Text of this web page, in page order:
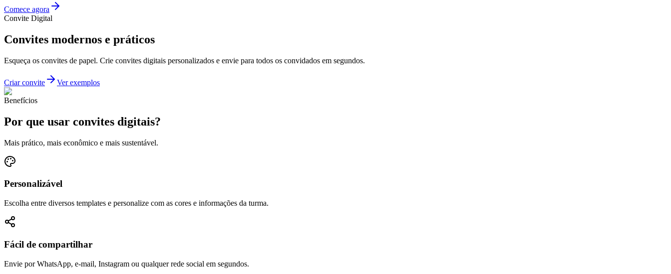
Comece agora
Convite Digital
Convites modernos e práticos
Esqueça os convites de papel. Crie convites digitais personalizados e envie para todos os convidados em segundos.
Criar convite Ver exemplos
Benefícios
Por que usar convites digitais?
Mais prático, mais econômico e mais sustentável.
Personalizável
Escolha entre diversos templates e personalize com as cores e informações da turma.
Fácil de compartilhar
Envie por WhatsApp, e-mail, Instagram ou qualquer rede social em segundos.